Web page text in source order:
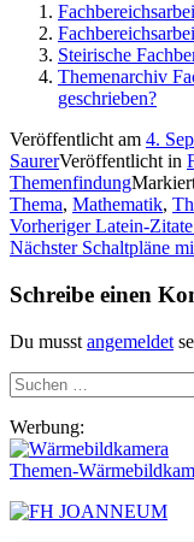
Steirische
Themenarchiv
geschrieben?
Veröffentlicht am 4.
SaurerVeröffentlicht in
Themenfindung
Thema, Mathematik,
Vorheriger Vorheriger
Beitrag:
Latein-
Nächster Nächster
Schaltpläne
Schreibe einen
Du musst angemeldet
Suchen
nach:
Werbung:
Themen-